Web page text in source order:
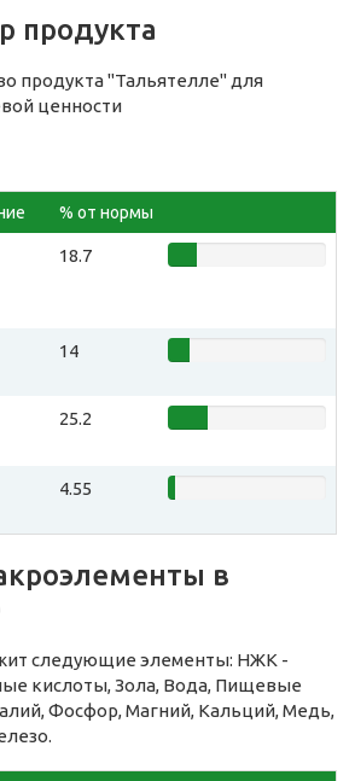
продукта
продукта "Тальятелле" для
ценности
% от нормы
18.7
14
25.2
4.55
в
следующие элементы: НЖК -
кислоты, Зола, Вода, Пищевые
Фосфор, Магний, Кальций, Медь,